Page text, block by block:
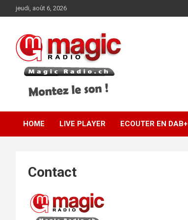
au
jeudi, août 6, 2026
Magic Radio .ch |
Magic Radio
HOME LIVE PLAYER ECOUTER EN DAB+
Contact